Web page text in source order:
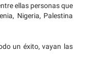
ellas personas que
Nigeria, Palestina
un éxito, vayan las